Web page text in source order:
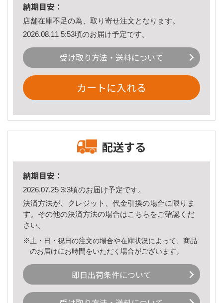
納期目安：
店舗在庫不足の為、取り寄せ注文となります。
2026.08.11 5:53頃のお届け予定です。
受け取り方法・送料について
カートに入れる
配送する
納期目安：
2026.07.25 3:3頃のお届け予定です。
決済方法が、クレジット、代金引換の場合に限りま
す。その他の決済方法の場合はこちら をご確認くだ
さい。
※土・日・祝日の注文の場合や在庫状況によって、商品
のお届けにお時間をいただく場合がございます。
即日出荷条件について